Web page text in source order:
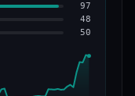
97
48
50